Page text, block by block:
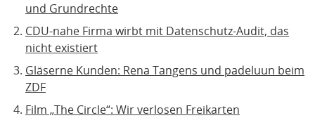
und Grundrechte
CDU-nahe Firma wirbt mit Datenschutz-Audit, das
nicht existiert
Gläserne Kunden: Rena Tangens und padeluun beim
ZDF
Film „The Circle“: Wir verlosen Freikarten